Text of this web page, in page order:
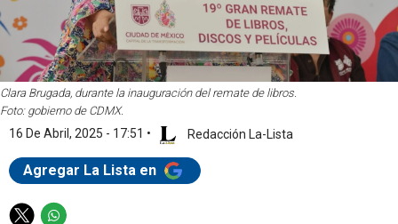
Clara Brugada, durante la inauguración del remate de libros.
Foto: gobierno de CDMX.
16 De Abril, 2025 - 17:51 • Redacción La-Lista
Agregar La Lista en